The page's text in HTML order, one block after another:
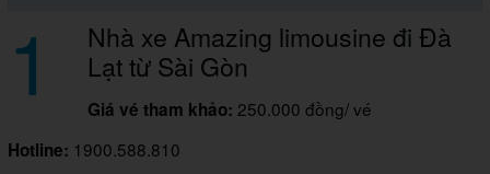
1 Nhà xe Amazing limousine đi Đà
Lạt từ Sài Gòn
Giá vé tham khảo: 250.000 đồng/ vé
Hotline: 1900.588.810